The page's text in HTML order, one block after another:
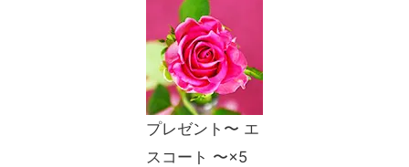
プレゼント〜 エ
スコート 〜×5